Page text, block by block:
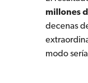
millones
decenas
modo